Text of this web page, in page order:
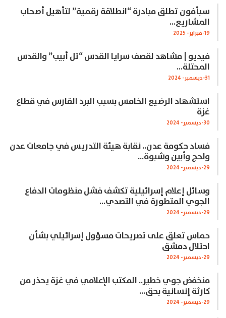
سبأفون تطلق مبادرة “انطلاقة رقمية” لتأهيل أصحاب
المشاريع…
19-فبراير- 2025
فيديو | مشاهد لقصف سرايا القدس “تل أبيب” والقدس
المحتلة…
31-ديسمبر- 2024
استشهاد الرضيع الخامس بسبب البرد القارس في قطاع
غزة
30-ديسمبر- 2024
فساد حكومة عدن.. نقابة هيئة التدريس في جامعات عدن
ولحج وأبين وشبوة…
29-ديسمبر- 2024
وسائل إعلام إسرائيلية تكشف فشل منظومات الدفاع
الجوي المتطورة في التصدي…
29-ديسمبر- 2024
حماس تعلق على تصريحات مسؤول إسرائيلي بشأن
احتلال دمشق
29-ديسمبر- 2024
منخفض جوي خطير.. المكتب الإعلامي في غزة يحذر من
كارثة إنسانية بحق…
29-ديسمبر- 2024